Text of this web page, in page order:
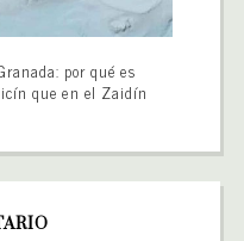
por qué es
que en el Zaidín